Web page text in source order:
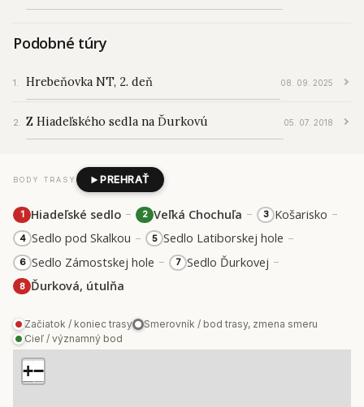
BODY TRASY PREHRAŤ
1 Hiadeľské sedlo – 2 Veľká Chochuľa – 3 Košarisko –
4 Sedlo pod Skalkou – 5 Sedlo Latiborskej hole –
6 Sedlo Zámostskej hole – 7 Sedlo Ďurkovej –
8 Ďurková, útulňa
Začiatok / koniec trasy
Smerovník / bod trasy, zmena smeru
Cieľ / významný bod
+−
Podobné túry
Hrebeňovka NT, 2. deň 08. 09. 2025
Z Hiadeľského sedla na Ďurkovú 05. 07. 2018